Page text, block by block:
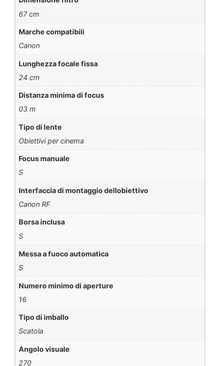
67 cm
Marche compatibili
Canon
Lunghezza focale fissa
24 cm
Distanza minima di focus
03 m
Tipo di lente
Obiettivi per cinema
Focus manuale
S
Interfaccia di montaggio dellobiettivo
Canon RF
Borsa inclusa
S
Messa a fuoco automatica
S
Numero minimo di aperture
16
Tipo di imballo
Scatola
Angolo visuale
270